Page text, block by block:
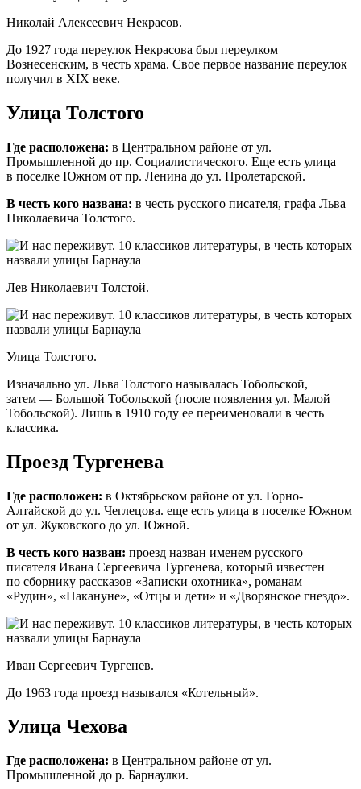
Николай Алексеевич Некрасов.
До 1927 года переулок Некрасова был переулком
Вознесенским, в честь храма. Свое первое название переулок
получил в ХIХ веке.
Улица Толстого
Где расположена: в Центральном районе от ул.
Промышленной до пр. Социалистического. Еще есть улица
в поселке Южном от пр. Ленина до ул. Пролетарской.
В честь кого названа: в честь русского писателя, графа Льва
Николаевича Толстого.
Лев Николаевич Толстой.
Улица Толстого.
Изначально ул. Льва Толстого называлась Тобольской,
затем — Большой Тобольской (после появления ул. Малой
Тобольской). Лишь в 1910 году ее переименовали в честь
классика.
Проезд Тургенева
Где расположен: в Октябрьском районе от ул. Горно-
Алтайской до ул. Чеглецова. еще есть улица в поселке Южном
от ул. Жуковского до ул. Южной.
В честь кого назван: проезд назван именем русского
писателя Ивана Сергеевича Тургенева, который известен
по сборнику рассказов «Записки охотника», романам
«Рудин», «Накануне», «Отцы и дети» и «Дворянское гнездо».
Иван Сергеевич Тургенев.
До 1963 года проезд назывался «Котельный».
Улица Чехова
Где расположена: в Центральном районе от ул.
Промышленной до р. Барнаулки.